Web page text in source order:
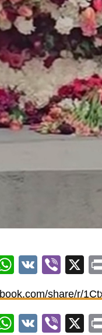
WhatsApp
VKViber
X
share/r/
WhatsApp
VKViber
X